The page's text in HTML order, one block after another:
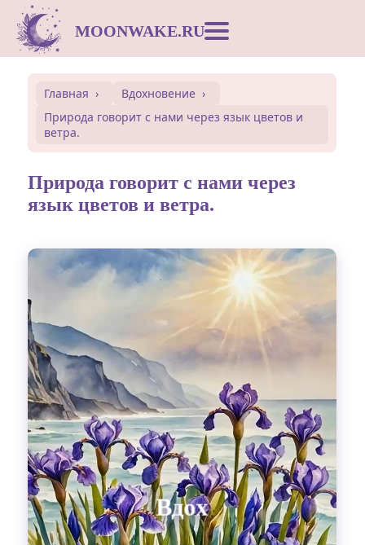
MOONWAKE.RU
Сонник
Открытки
Символы
Вдохновение
Гадания
Красоты!
Fashion
Главная
Вдохновение
Природа говорит с нами через язык цветов и
ветра.
Природа говорит с нами через
язык цветов и ветра.
Выдох